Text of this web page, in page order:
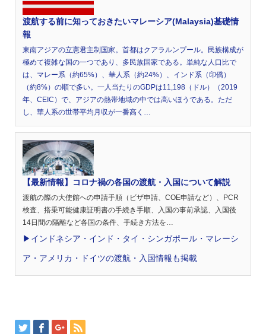
渡航する前に知っておきたいマレーシア(Malaysia)基礎情
報
東南アジアの立憲君主制国家。首都はクアラルンプール。民族構成が
極めて複雑な国の一つであり、多民族国家である。単純な人口比で
は、マレー系（約65%）、華人系（約24%）、インド系（印僑）
（約8%）の順で多い。一人当たりのGDPは11,198（ドル）（2019
年、CEIC）で、アジアの熱帯地域の中では高いほうである。ただ
し、華人系の世帯平均月収が一番高く…
【最新情報】コロナ禍の各国の渡航・入国について解説
渡航の際の大使館への申請手順（ビザ申請、COE申請など）、PCR
検査、搭乗可能健康証明書の手続き手順、入国の事前承認、入国後
14日間の隔離など各国の条件、手続き方法を…
▶︎インドネシア・インド・タイ・シンガポール・マレーシ
ア・アメリカ・ドイツの渡航・入国情報も掲載